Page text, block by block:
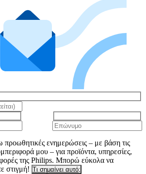
ενημερώσεις – με βάση τις
μου – για προϊόντα, υπηρεσίες,
της Philips. Μπορώ εύκολα να
στιγμή! Τι σημαίνει αυτό;